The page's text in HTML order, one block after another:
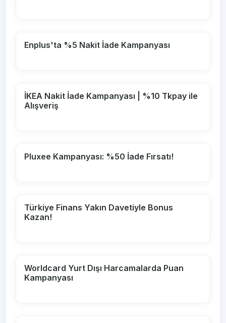
Enplus'ta %5 Nakit İade Kampanyası
İKEA Nakit İade Kampanyası | %10 Tkpay ile
Alışveriş
Pluxee Kampanyası: %50 İade Fırsatı!
Türkiye Finans Yakın Davetiyle Bonus
Kazan!
Worldcard Yurt Dışı Harcamalarda Puan
Kampanyası